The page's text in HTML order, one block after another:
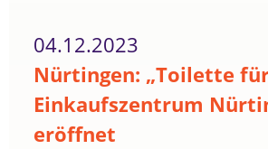
04.12.2023
Nürtingen: „Toilette
Einkaufszentrum
eröffnet